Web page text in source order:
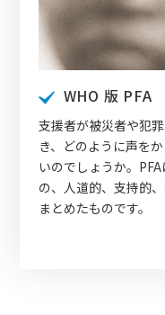
WHO 版 PFA
支援者が被災者や犯
き、どのように声を
いのでしょうか。
の、人道的、支持的
まとめたものです。